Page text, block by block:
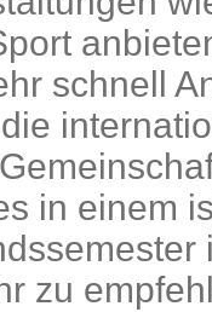
schnell
in einem
zu